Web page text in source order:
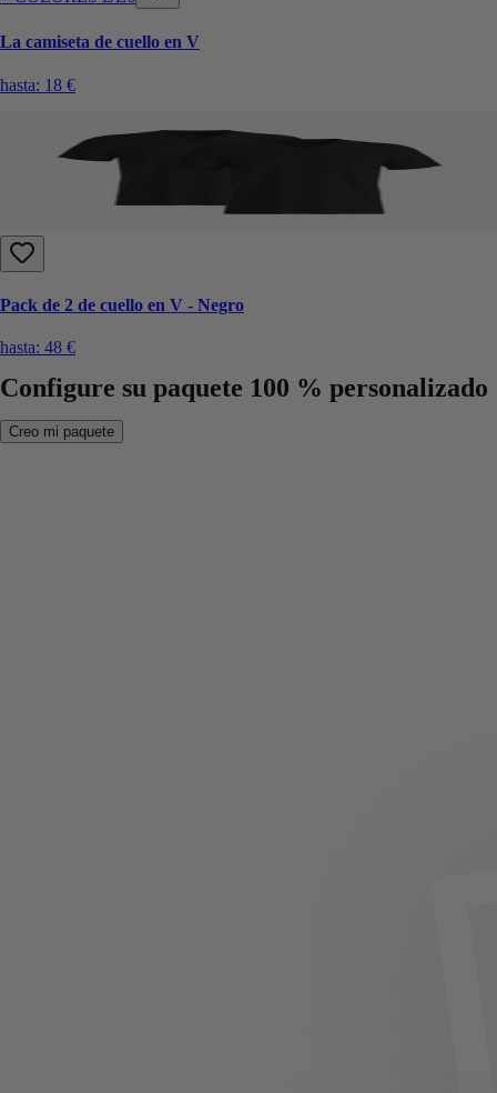
La camiseta de cuello en V
hasta: 18 €
Pack de 2 de cuello en V - Negro
hasta: 48 €
Configure su paquete 100 % personalizado
Creo mi paquete